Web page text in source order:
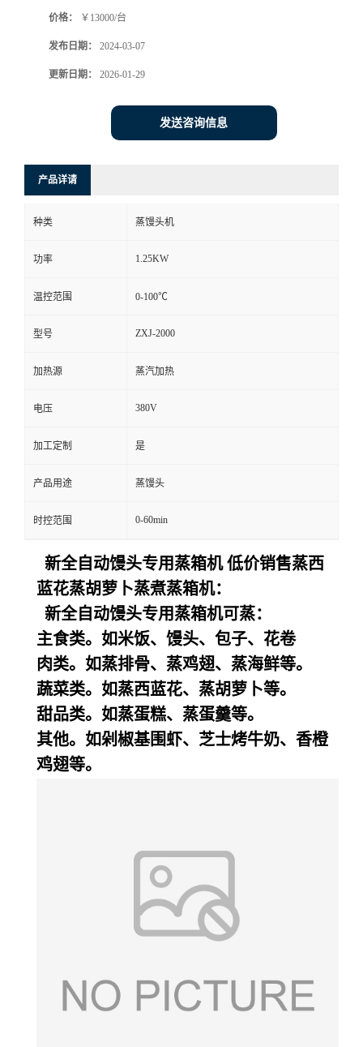
价格： ￥13000/台
发布日期： 2024-03-07
更新日期： 2026-01-29
发送咨询信息
产品详请
种类 蒸馒头机
功率 1.25KW
温控范围 0-100℃
型号 ZXJ-2000
加热源 蒸汽加热
电压 380V
加工定制 是
产品用途 蒸馒头
时控范围 0-60min
新全自动馒头专用蒸箱机 低价销售蒸西
蓝花蒸胡萝卜蒸煮蒸箱机：
新全自动馒头专用蒸箱机可蒸：
主食类。如米饭、馒头、包子、花卷
肉类。如蒸排骨、蒸鸡翅、蒸海鲜等。
蔬菜类。如蒸西蓝花、蒸胡萝卜等。
甜品类。如蒸蛋糕、蒸蛋羹等。
其他。如剁椒基围虾、芝士烤牛奶、香橙
鸡翅等。